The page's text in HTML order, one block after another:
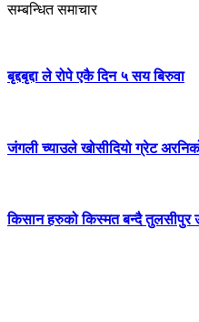
सम्बन्धित समाचार
बृद्दबृद्दा ले रोपे एकै दिन ५ सय बिरुवा
जंगली च्याउले खोसीदियो ग्रेट
किसान हरुको किस्मत बन्दै तुलसीपुर